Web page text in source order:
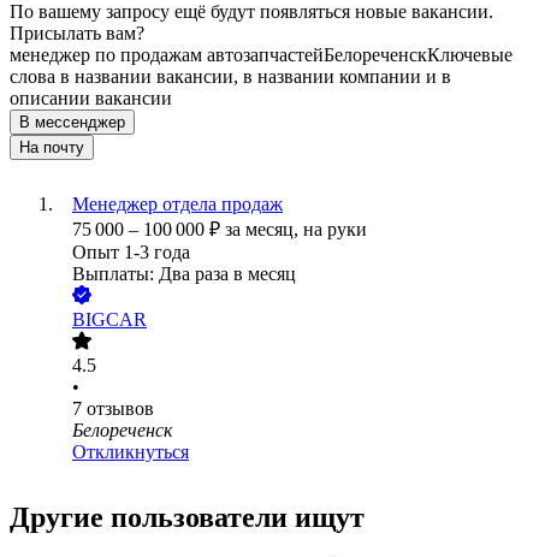
По вашему запросу ещё будут появляться новые вакансии.
Присылать вам?
менеджер по продажам автозапчастейБелореченскКлючевые
слова в названии вакансии, в названии компании и в
описании вакансии
В мессенджер
На почту
Менеджер отдела продаж
75 000 – 100 000 ₽ за месяц, на руки
Опыт 1-3 года
Выплаты: Два раза в месяц
BIGCAR
4.5
•
7 отзывов
Белореченск
Откликнуться
Другие пользователи ищут